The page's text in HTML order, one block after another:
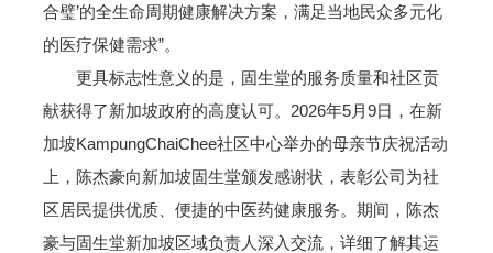
合璧’的全生命周期健康解决方案，满足当地民众多元化
的医疗保健需求”。
更具标志性意义的是，固生堂的服务质量和社区贡
献获得了新加坡政府的高度认可。2026年5月9日，在新
加坡KampungChaiChee社区中心举办的母亲节庆祝活动
上，陈杰豪向新加坡固生堂颁发感谢状，表彰公司为社
区居民提供优质、便捷的中医药健康服务。期间，陈杰
豪与固生堂新加坡区域负责人深入交流，详细了解其运